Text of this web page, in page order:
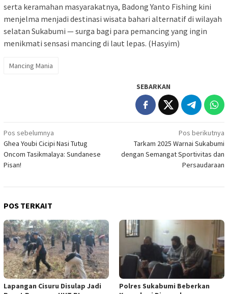
serta keramahan masyarakatnya, Badong Yanto Fishing kini
menjelma menjadi destinasi wisata bahari alternatif di wilayah
selatan Sukabumi — surga bagi para pemancing yang ingin
menikmati sensasi mancing di laut lepas. (Hasyim)
Mancing Mania
SEBARKAN
Navigasi
pos
Pos sebelumnya
Ghea Youbi Cicipi Nasi Tutug
Oncom Tasikmalaya: Sundanese
Pisan!
Pos berikutnya
Tarkam 2025 Warnai Sukabumi
dengan Semangat Sportivitas dan
Persaudaraan
POS TERKAIT
Lapangan Cisuru Disulap Jadi
Polres Sukabumi Beberkan